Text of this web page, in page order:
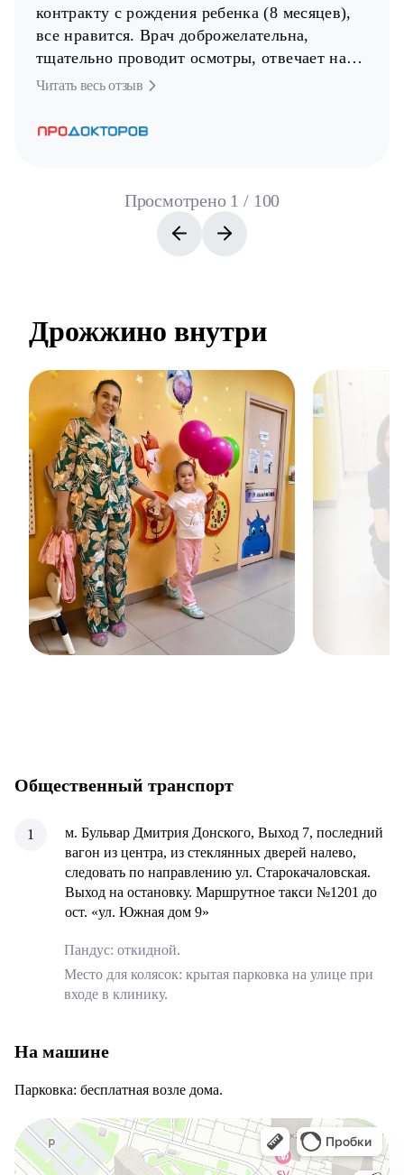
контракту с рождения ребенка (8 месяцев),
все нравится. Врач доброжелательна,
тщательно проводит осмотры, отвечает на
все вопросы простым языком, не назначает
подходом в лечении. Также очень быстро
Читать весь отзыв
Просмотрено 1 / 100
Дрожжино внутри
Общественный транспорт
м. Бульвар Дмитрия Донского, Выход 7, последний
вагон из центра, из стеклянных дверей налево,
следовать по направлению ул. Старокачаловская.
Выход на остановку. Маршрутное такси №1201 до
ост. «ул. Южная дом 9»
Пандус: откидной.
Место для колясок: крытая парковка на улице при
входе в клинику.
На машине
Парковка: бесплатная возле дома.
Детский медицинский центр ПреАмбула
Детская поликлиника в Москве и Московской области
Медицинская помощь на дому в Москве и Московской области